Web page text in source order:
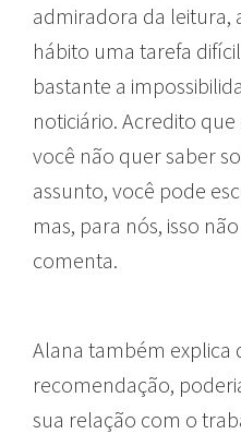
admiradora da leitura,
hábito uma tarefa
bastante a
noticiário. Acredito
você não quer saber
assunto, você pode
mas, para nós, isso
comenta.
Alana também explica
recomendação,
sua relação com o